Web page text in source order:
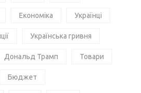
Економіка Українці
Українська гривня
Дональд Трамп Товари
Бюджет